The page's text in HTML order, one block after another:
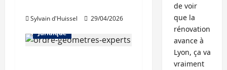
Sylvain d'Huissel 29/04/2026
Abonnés
Architecture
Juridique
de voir
que la
rénovation
avance à
Lyon, ça va
vraiment